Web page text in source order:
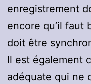
enregistrement
encore qu’il faut
doit être
Il est également
adéquate qui ne